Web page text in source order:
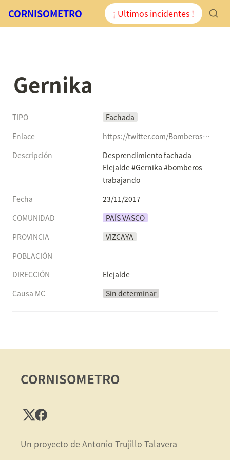
CORNISOMETRO ¡ Ultimos incidentes !
Gernika
TIPO
Fachada
Enlace
https://twitter.com/BomberosBizkaia/status/933621205655019520
Descripción
Desprendimiento fachada
Elejalde #Gernika #bomberos
trabajando
Fecha
23/11/2017
COMUNIDAD
PAÍS VASCO
PROVINCIA
VIZCAYA
POBLACIÓN
DIRECCIÓN
Elejalde
Causa MC
Sin determinar
CORNISOMETRO
Un proyecto de Antonio Trujillo Talavera